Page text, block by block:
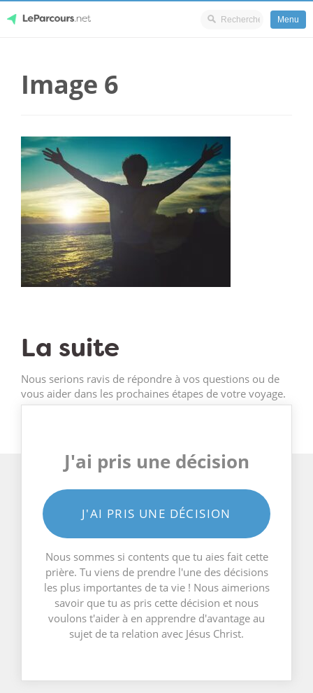
content
Menu
Image 6
La suite
Nous serions ravis de répondre à vos questions ou de
vous aider dans les prochaines étapes de votre voyage.
J'ai pris une décision
J'AI PRIS UNE DÉCISION
Nous sommes si contents que tu aies fait cette
prière. Tu viens de prendre l'une des décisions
les plus importantes de ta vie ! Nous aimerions
savoir que tu as pris cette décision et nous
voulons t'aider à en apprendre d'avantage au
sujet de ta relation avec Jésus Christ.